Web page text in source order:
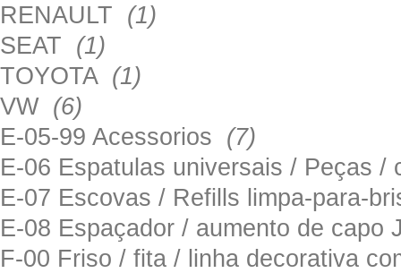
RENAULT (1)
SEAT (1)
TOYOTA (1)
VW (6)
E-05-99 Acessorios (7)
E-06 Espatulas universais / Peças
E-07 Escovas / Refills limpa-para-
E-08 Espaçador / aumento de
F-00 Friso / fita / linha decorativa